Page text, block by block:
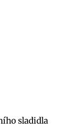
sladidla